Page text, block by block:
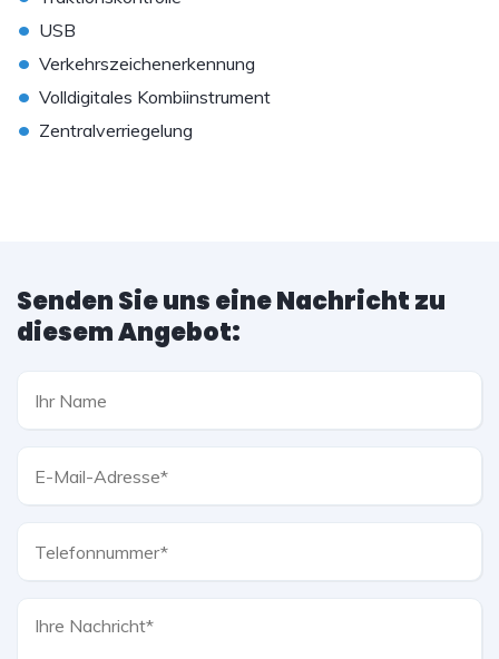
• USB
• Verkehrszeichenerkennung
• Volldigitales Kombiinstrument
• Zentralverriegelung
Senden Sie uns eine Nachricht zu
diesem Angebot: